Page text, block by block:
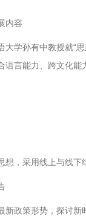
内容
大学孙有中教授就“
语言能力、跨文化能
想，采用线上与线下
新政策形势，探讨